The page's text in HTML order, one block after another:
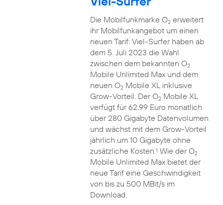
Die Mobilfunkmarke O2erweitert
ihr Mobilfunkangebot um einen
neuen Tarif: Viel-Surfer haben ab
dem 5. Juli 2023 die Wahl
zwischen dem bekannten O2
Mobile Unlimited Max und dem
neuen O2Mobile XL inklusive
Grow-Vorteil. Der O2Mobile XL
verfügt für 62,99 Euro monatlich
über 280 Gigabyte Datenvolumen
und wächst mit dem Grow-Vorteil
jährlich um 10 Gigabyte ohne
zusätzliche Kosten.1 Wie der O2
Mobile Unlimited Max bietet der
neue Tarif eine Geschwindigkeit
von bis zu 500 MBit/s im
Download.